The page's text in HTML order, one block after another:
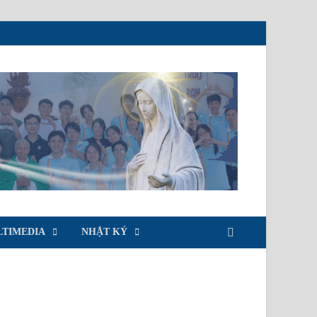
NHẬT KÝ